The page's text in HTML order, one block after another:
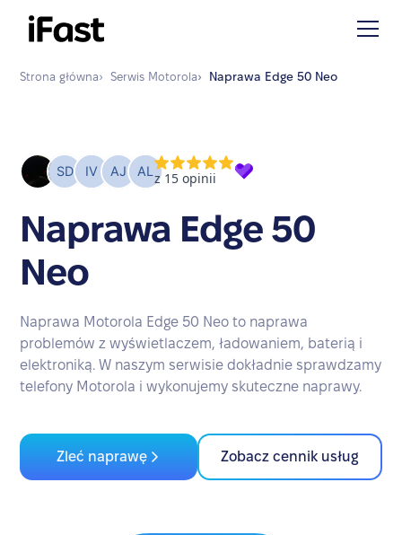
Strona główna› Serwis Motorola› Naprawa Edge 50 Neo
Naprawa Edge 50
Neo
Naprawa Motorola Edge 50 Neo to naprawa
problemów z wyświetlaczem, ładowaniem, baterią i
elektroniką. W naszym serwisie dokładnie sprawdzamy
telefony Motorola i wykonujemy skuteczne naprawy.
Zleć naprawę Zobacz cennik usług